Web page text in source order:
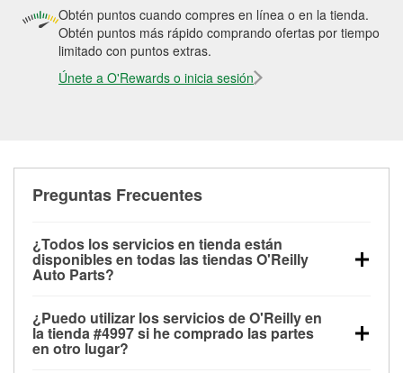
Obtén puntos cuando compres en línea o en la tienda.
Obtén puntos más rápido comprando ofertas por tiempo
limitado con puntos extras.
Únete a O'Rewards o inicia sesión
Preguntas Frecuentes
¿Todos los servicios en tienda están
disponibles en todas las tiendas O'Reilly
Auto Parts?
las pruebas de batería, pruebas de alternador y
motor de arranque, revisión de la luz “Check Engine”
con O'Reilly VeriScan® e instalación de
¿Puedo utilizar los servicios de O'Reilly en
la tienda #4997 si he comprado las partes
en otro lugar?